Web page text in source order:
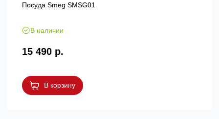
Посуда Smeg SMSG01
В наличии
15 490 р.
В корзину